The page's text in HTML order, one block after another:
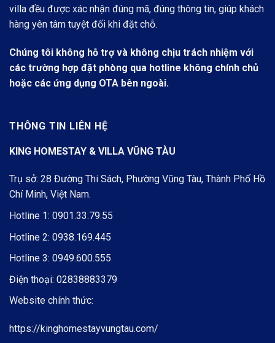
villa đều được xác nhận đúng mã, đúng thông tin, giúp khách
hàng yên tâm tuyệt đối khi đặt chỗ.
Chúng tôi không hỗ trợ và không chịu trách nhiệm với
các trường hợp đặt phòng qua hotline không chính chủ
hoặc các ứng dụng OTA bên ngoài.
THÔNG TIN LIÊN HỆ
KING HOMESTAY & VILLA VŨNG TÀU
Trụ sở: 28 Đường Thi Sách, Phường Vũng Tàu, Thành Phố Hồ
Chí Minh, Việt Nam.
Hotline 1: 0901.33.79.55
Hotline 2: 0938.169.445
Hotline 3: 0949.600.555
Điện thoại: 02838883379
Website chính thức:
https://kinghomestayvungtau.com/